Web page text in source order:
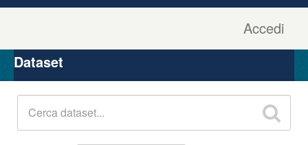
Accedi
Organizzazioni
Gruppi
Dataset